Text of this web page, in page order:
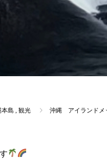
本島 観光 沖縄 アイランド